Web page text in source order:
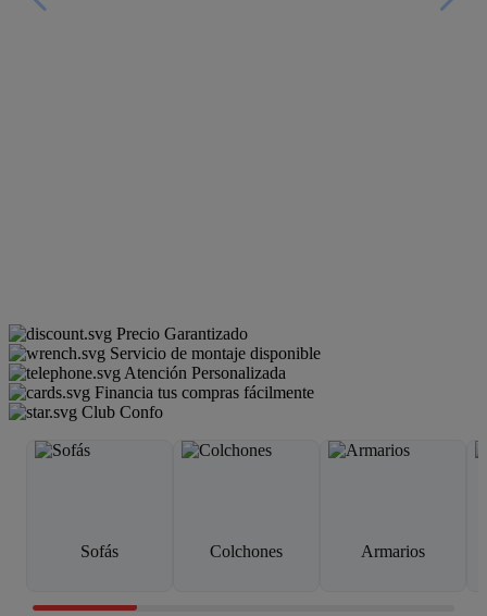
Precio Garantizado
Servicio de montaje disponible
Atención Personalizada
Financia tus compras fácilmente
Club Confo
Sofás Colchones Armarios